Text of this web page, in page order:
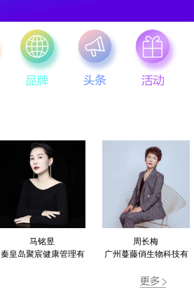
马铭昱
秦皇岛聚宸健康管理有
周长梅
广州蔓藤俏生物科技有